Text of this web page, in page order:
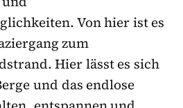
Von hier ist es
zum
Hier lässt es sich
und das endlose